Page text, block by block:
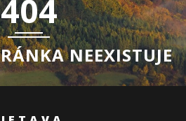
404
NEEXISTUJE